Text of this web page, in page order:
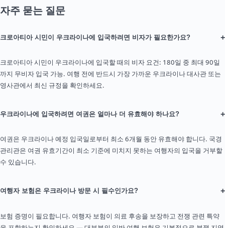
자주 묻는 질문
크로아티아 시민이 우크라이나에 입국하려면 비자가 필요한가요? +
크로아티아 시민이 우크라이나에 입국할 때의 비자 요건: 180일 중 최대 90일
까지 무비자 입국 가능. 여행 전에 반드시 가장 가까운 우크라이나 대사관 또는
영사관에서 최신 규정을 확인하세요.
우크라이나에 입국하려면 여권은 얼마나 더 유효해야 하나요? +
여권은 우크라이나 예정 입국일로부터 최소 6개월 동안 유효해야 합니다. 국경
관리관은 여권 유효기간이 최소 기준에 미치지 못하는 여행자의 입국을 거부할
수 있습니다.
여행자 보험은 우크라이나 방문 시 필수인가요? +
보험 증명이 필요합니다. 여행자 보험이 의료 후송을 보장하고 전쟁 관련 특약